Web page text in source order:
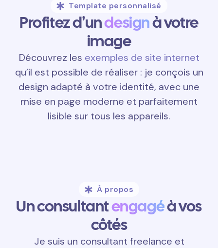
Template personnalisé
Profitez d'undesignà votre
image
Découvrez les exemples de site internet
qu’il est possible de réaliser : je conçois un
design adapté à votre identité, avec une
mise en page moderne et parfaitement
lisible sur tous les appareils.
À propos
Un consultantengagéà vos
côtés
Je suis un consultant freelance et